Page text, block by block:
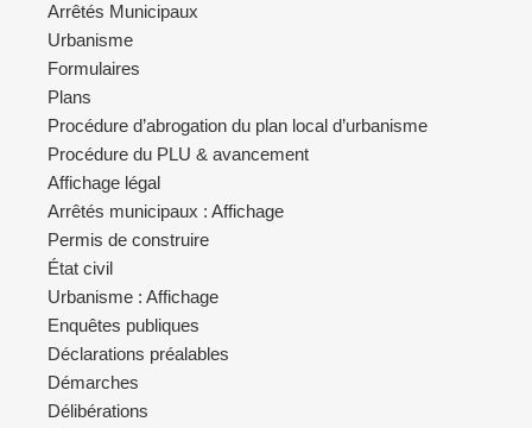
Arrêtés Municipaux
Urbanisme
Formulaires
Plans
Procédure d’abrogation du plan local d’urbanisme
Procédure du PLU & avancement
Affichage légal
Arrêtés municipaux : Affichage
Permis de construire
État civil
Urbanisme : Affichage
Enquêtes publiques
Déclarations préalables
Démarches
Délibérations